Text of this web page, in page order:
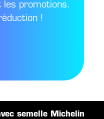
les promotions.
!
semelle Michelin